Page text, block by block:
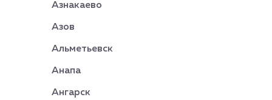
Азнакаево
Азов
Альметьевск
Анапа
Ангарск